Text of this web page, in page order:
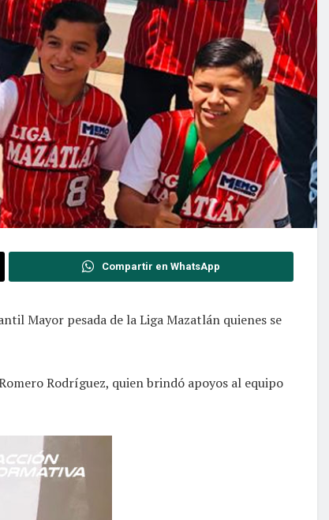
Compartir en WhatsApp
Mayor pesada de la Liga Mazatlán quienes se
Rodríguez, quien brindó apoyos al equipo